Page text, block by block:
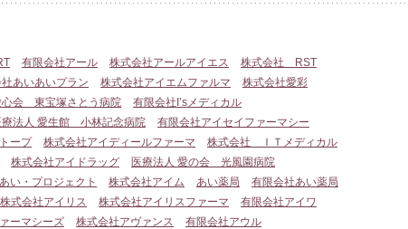
有限会社アール 株式会社アールアイエス
株式会社 RST
あいあいプラン 株式会社アイエムファルマ
株式会社愛彩
心会 東宝塚さとう病院
有限会社I’sメディカル
療法人 愛生館 小林記念病院
有限会社アイセイファーマシー
ープ 株式会社アイディールファーマ
株式会社 ＩＴメディカル
株式会社アイドラッグ
医療法人 愛の会 光風園病院
い・プロジェクト 株式会社アイム あい薬局
有限会社あい薬局
株式会社アイリス 株式会社アイリスファーマ
有限会社アイワ
ーマシーズ 株式会社アヴァンス
有限会社アウル